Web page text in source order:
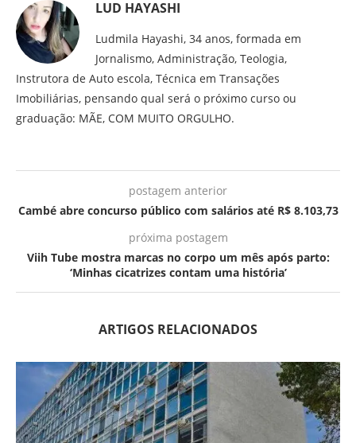
LUD HAYASHI
Ludmila Hayashi, 34 anos, formada em
Jornalismo, Administração, Teologia,
Instrutora de Auto escola, Técnica em Transações
Imobiliárias, pensando qual será o próximo curso ou
graduação: MÃE, COM MUITO ORGULHO.
postagem anterior
Cambé abre concurso público com salários até R$ 8.103,73
próxima postagem
Viih Tube mostra marcas no corpo um mês após parto:
‘Minhas cicatrizes contam uma história’
ARTIGOS RELACIONADOS